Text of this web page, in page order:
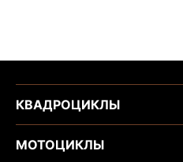
КВАДРОЦИКЛЫ
МОТОЦИКЛЫ